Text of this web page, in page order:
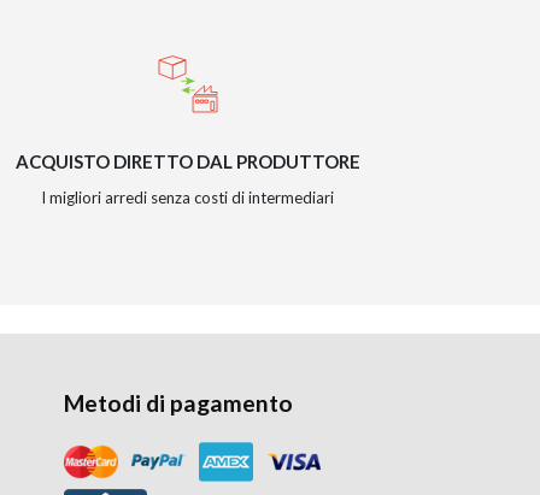
ACQUISTO DIRETTO DAL PRODUTTORE
I migliori arredi senza costi di intermediari
Metodi di pagamento